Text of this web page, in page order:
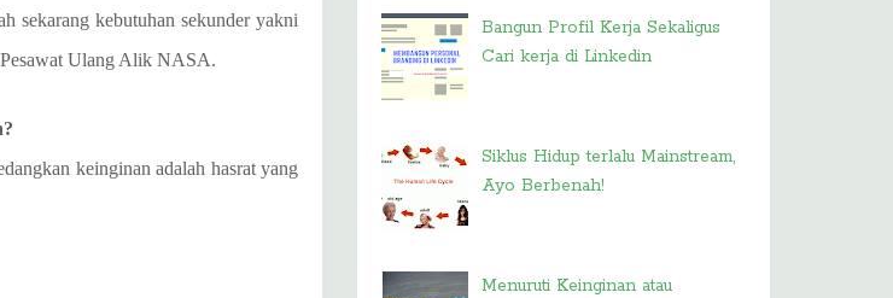
sekarang kebutuhan sekunder yakni
Ulang Alik NASA.
keinginan adalah hasrat yang
Bangun Profil Kerja Sekaligus
Cari kerja di Linkedin
Siklus Hidup terlalu Mainstream,
Ayo Berbenah!
Menuruti Keinginan atau